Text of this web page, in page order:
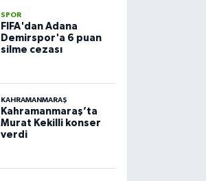
SPOR
FIFA'dan Adana
Demirspor'a 6 puan
silme cezası
KAHRAMANMARAŞ
Kahramanmaraş’ta
Murat Kekilli konser
verdi